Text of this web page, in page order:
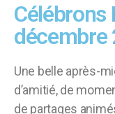
Célébrons
décembre
Une belle après-
d’amitié, de
de partages